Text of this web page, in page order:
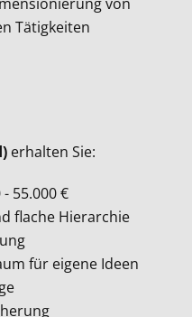
Tätigkeiten
erhalten Sie:
55.000 €
flache Hierarchie
für eigene Ideen